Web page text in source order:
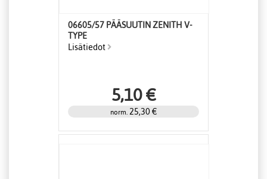
06605/57 PÄÄSUUTIN ZENITH V-
TYPE
Lisätiedot
5,10 €
norm. 25,30 €